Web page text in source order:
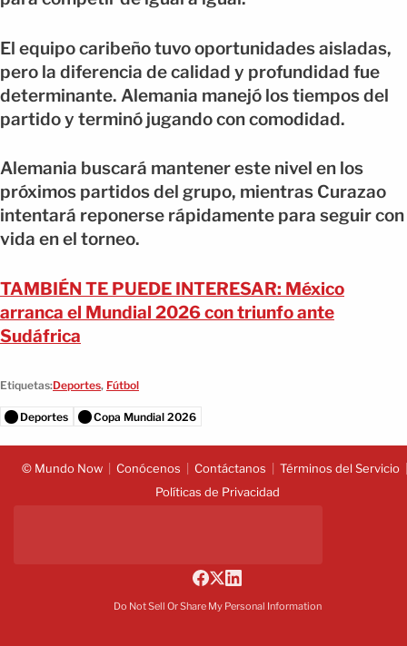
El equipo caribeño tuvo oportunidades aisladas,
pero la diferencia de calidad y profundidad fue
determinante. Alemania manejó los tiempos del
partido y terminó jugando con comodidad.
Alemania buscará mantener este nivel en los
próximos partidos del grupo, mientras Curazao
intentará reponerse rápidamente para seguir con
vida en el torneo.
TAMBIÉN TE PUEDE INTERESAR: México
arranca el Mundial 2026 con triunfo ante
Sudáfrica
Etiquetas:Deportes, Fútbol
Deportes Copa Mundial 2026
© Mundo Now Conócenos Contáctanos
Términos del Servicio
Políticas de Privacidad
Do Not Sell Or Share My Personal Information